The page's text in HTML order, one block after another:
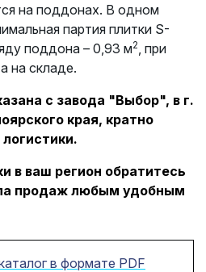
на поддонах. В одном
партия плитки S-
поддона – 0,93 м2 , при
на складе.
с завода "Выбор", в г.
края, кратно
в ваш регион обратитесь
продаж любым удобным
в формате PDF